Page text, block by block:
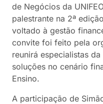
de Negócios da
palestrante na 2ª
voltado à gestão
convite foi feito pela
reunirá especialistas
soluções no cenário
Ensino.
A participação de